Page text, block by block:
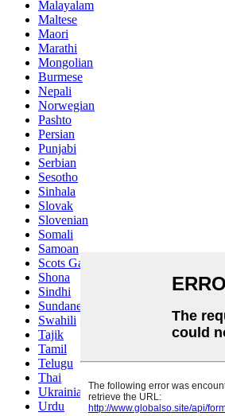
Malayalam
Maltese
Maori
Marathi
Mongolian
Burmese
Nepali
Norwegian
Pashto
Persian
Punjabi
Serbian
Sesotho
Sinhala
Slovak
Slovenian
Somali
Samoan
Scots Gaelic
Shona
Sindhi
Sundanese
Swahili
Tajik
Tamil
Telugu
Thai
Ukrainian
Urdu